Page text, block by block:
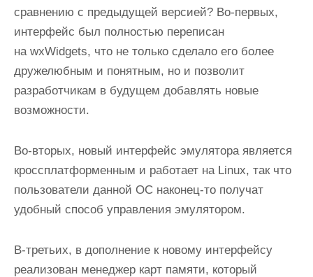
сравнению с предыдущей версией? Во-первых,
интерфейс был полностью переписан
на wxWidgets, что не только сделало его более
дружелюбным и понятным, но и позволит
разработчикам в будущем добавлять новые
возможности.
Во-вторых, новый интерфейс эмулятора является
кроссплатформенным и работает на Linux, так что
пользователи данной ОС наконец-то получат
удобный способ управления эмулятором.
В-третьих, в дополнение к новому интерфейсу
реализован менеджер карт памяти, который